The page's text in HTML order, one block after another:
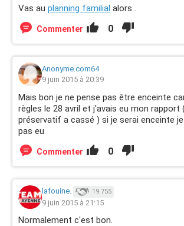
Vas au planning familial alors .
Commenter 0
Anonyme.com64
9 juin 2015 à 20:39
Mais bon je ne pense pas être enceinte
règles le 28 avril et j'avais eu mon rapport
préservatif a cassé ) si je serai enceinte
pas eu
Commenter 0
lafouine. 19 755
9 juin 2015 à 21:15
Normalement c'est bon.